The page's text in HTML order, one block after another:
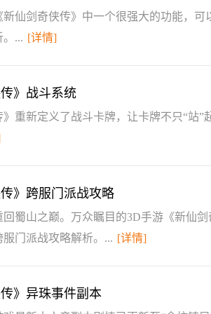
仙剑奇侠传》中一个很强大的功能，
。... [详情]
》战斗系统
》重新定义了战斗卡牌，让卡牌不只“站
传》跨服门派战攻略
蜀山之巅。万众瞩目的3D手游《新仙
门派战攻略解析。... [详情]
传》异珠事件副本